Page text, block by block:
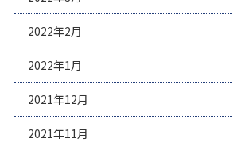
2022年2月
2022年1月
2021年12月
2021年11月